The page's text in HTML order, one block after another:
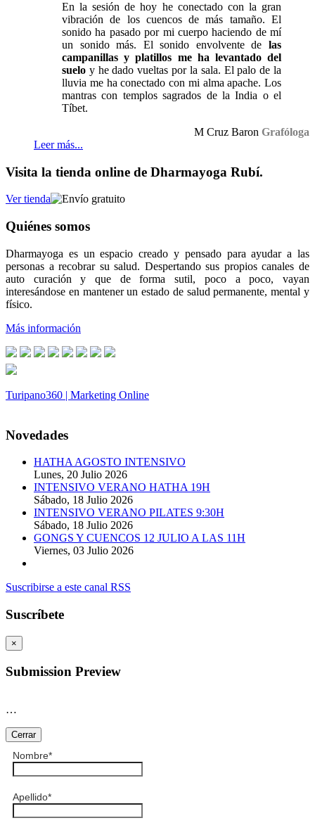
En la sesión de hoy he conectado con la gran
vibración de los cuencos de más tamaño. El
sonido ha pasado por mi cuerpo haciendo de mí
un sonido más. El sonido envolvente de las
campanillas y platillos me ha levantado del
suelo y he dado vueltas por la sala. El palo de la
lluvia me ha conectado con mi alma apache. Los
mantras con templos sagrados de la India o el
Tíbet.
M Cruz Baron Grafóloga
Leer más...
Visita la tienda online de Dharmayoga Rubí.
Ver tienda
Quiénes somos
Dharmayoga es un espacio creado y pensado para ayudar a las
personas a recobrar su salud. Despertando sus propios canales de
auto curación y que de forma sutil, poco a poco, vayan
interesándose en mantener un estado de salud permanente, mental y
físico.
Más información
Turipano360 | Marketing Online
Novedades
HATHA AGOSTO INTENSIVO
Lunes, 20 Julio 2026
INTENSIVO VERANO HATHA 19H
Sábado, 18 Julio 2026
INTENSIVO VERANO PILATES 9:30H
Sábado, 18 Julio 2026
GONGS Y CUENCOS 12 JULIO A LAS 11H
Viernes, 03 Julio 2026
Suscribirse a este canal RSS
Suscríbete
×
Submission Preview
…
Cerrar
Nombre*
Apellido*